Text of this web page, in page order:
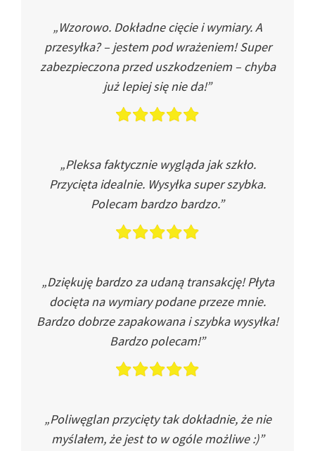
„Wzorowo. Dokładne cięcie i wymiary. A
przesyłka? – jestem pod wrażeniem! Super
zabezpieczona przed uszkodzeniem – chyba
już lepiej się nie da!”
„Pleksa faktycznie wygląda jak szkło.
Przycięta idealnie. Wysyłka super szybka.
Polecam bardzo bardzo.”
„Dziękuję bardzo za udaną transakcję! Płyta
docięta na wymiary podane przeze mnie.
Bardzo dobrze zapakowana i szybka wysyłka!
Bardzo polecam!”
„Poliwęglan przycięty tak dokładnie, że nie
myślałem, że jest to w ogóle możliwe :)”